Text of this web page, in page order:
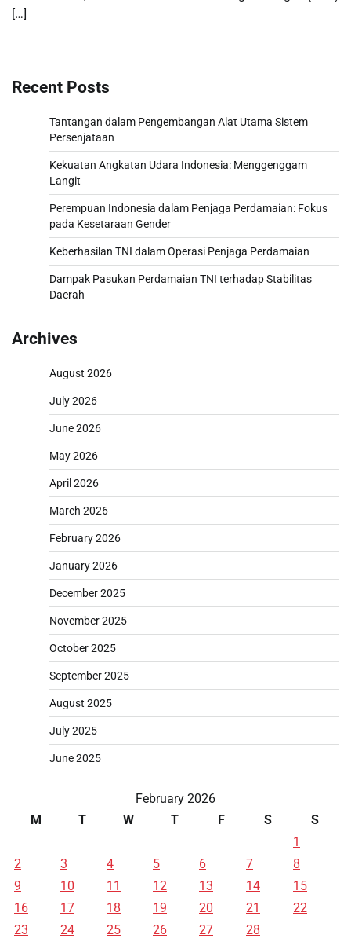
[…]
Recent Posts
Tantangan dalam Pengembangan Alat Utama Sistem
Persenjataan
Kekuatan Angkatan Udara Indonesia: Menggenggam
Langit
Perempuan Indonesia dalam Penjaga Perdamaian: Fokus
pada Kesetaraan Gender
Keberhasilan TNI dalam Operasi Penjaga Perdamaian
Dampak Pasukan Perdamaian TNI terhadap Stabilitas
Daerah
Archives
August 2026
July 2026
June 2026
May 2026
April 2026
March 2026
February 2026
January 2026
December 2025
November 2025
October 2025
September 2025
August 2025
July 2025
June 2025
February 2026
M
T W T F S
S
1
2
3 4 5 6 7
8
9
10 11 12 13 14
15
16
17 18 19 20 21
22
23
24 25 26 27 28